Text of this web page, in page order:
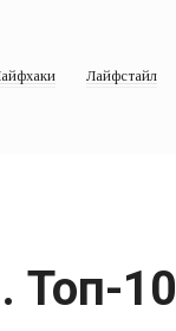
Лайфстайл
Топ-10